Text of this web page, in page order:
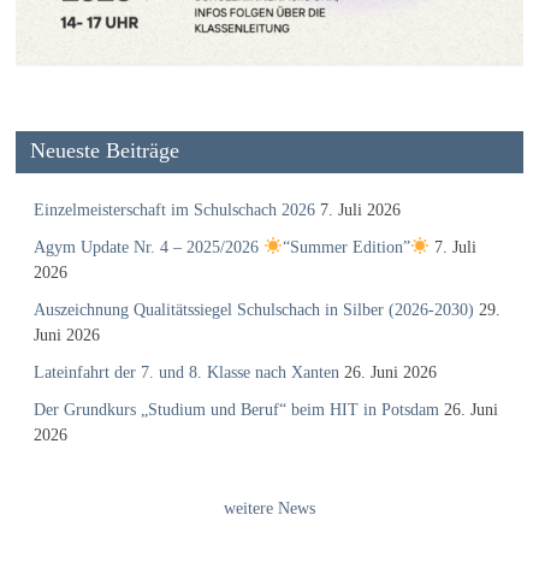
Neueste Beiträge
Einzelmeisterschaft im Schulschach 2026 7. Juli 2026
Agym Update Nr. 4 – 2025/2026 “Summer Edition”
7. Juli
2026
Auszeichnung Qualitätssiegel Schulschach in Silber (2026-2030) 29.
Juni 2026
Lateinfahrt der 7. und 8. Klasse nach Xanten 26. Juni 2026
Der Grundkurs „Studium und Beruf“ beim HIT in Potsdam 26. Juni
2026
weitere News